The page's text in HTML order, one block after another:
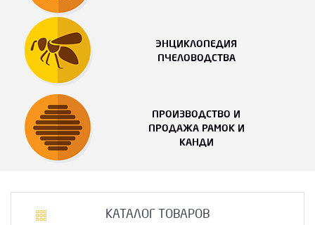
ЭНЦИКЛОПЕДИЯ
ПЧЕЛОВОДСТВА
ПРОИЗВОДСТВО И
ПРОДАЖА РАМОК И
КАНДИ
КАТАЛОГ ТОВАРОВ